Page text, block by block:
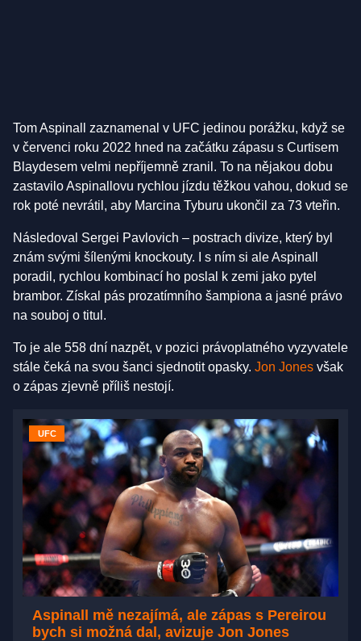
Tom Aspinall zaznamenal v UFC jedinou porážku, když se
v červenci roku 2022 hned na začátku zápasu s Curtisem
Blaydesem velmi nepříjemně zranil. To na nějakou dobu
zastavilo Aspinallovu rychlou jízdu těžkou vahou, dokud se
rok poté nevrátil, aby Marcina Tyburu ukončil za 73 vteřin.
Následoval Sergei Pavlovich – postrach divize, který byl
znám svými šílenými knockouty. I s ním si ale Aspinall
poradil, rychlou kombinací ho poslal k zemi jako pytel
brambor. Získal pás prozatímního šampiona a jasné právo
na souboj o titul.
To je ale 558 dní nazpět, v pozici právoplatného vyzyvatele
stále čeká na svou šanci sjednotit opasky. Jon Jones však
o zápas zjevně příliš nestojí.
UFC
Aspinall mě nezajímá, ale zápas s Pereirou
bych si možná dal, avizuje Jon Jones